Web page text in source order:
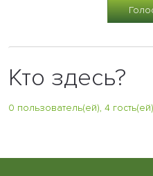
Кто здесь?
0 пользователь(ей), 4 гость(ей)